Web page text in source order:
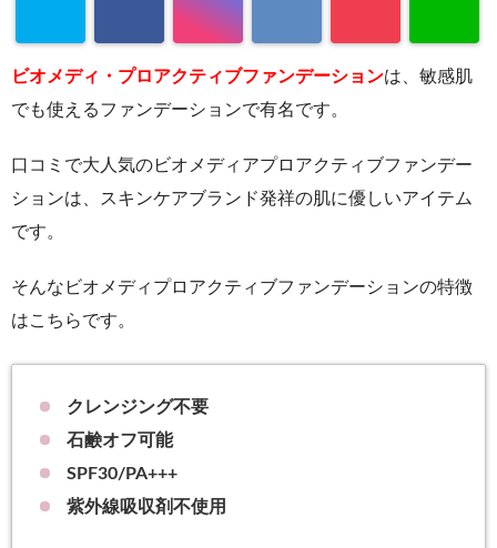
ビオメディ・プロアクティブファンデーションは、敏感肌
でも使えるファンデーションで有名です。
口コミで大人気のビオメディアプロアクティブファンデー
ションは、スキンケアブランド発祥の肌に優しいアイテム
です。
そんなビオメディプロアクティブファンデーションの特徴
はこちらです。
クレンジング不要
石鹸オフ可能
SPF30/PA+++
紫外線吸収剤不使用